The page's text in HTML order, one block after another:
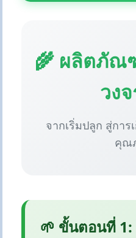
🌾 ผลิตภัณ
วง
จากเริ่มปลูก สู่การ
คุณ
🌱 ขั้นตอนที่ 1: